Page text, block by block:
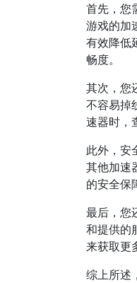
首先，您
游戏的加
有效降低
畅度。
其次，您
不容易掉
速器时，
此外，安
其他加速
的安全保
最后，您
和提供的
来获取更
综上所述